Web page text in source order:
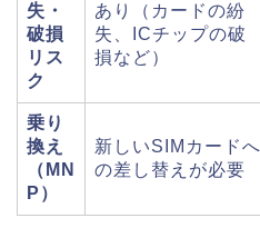
失・
破損
リス
ク
あり（カードの紛
失、ICチップの破
損など）
乗り
換え
（MN
P）
新しいSIMカードへ
の差し替えが必要